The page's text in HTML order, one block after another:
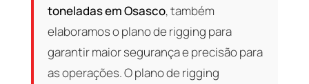
toneladas em Osasco, também
elaboramos o plano de rigging para
garantir maior segurança e precisão para
as operações. O plano de rigging